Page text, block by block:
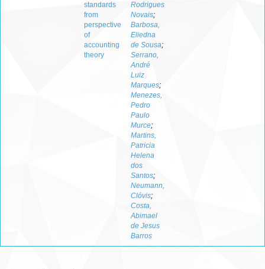
standards
from
perspective
of
accounting
theory
Rodrigues
Novais;
Barbosa,
Eliedna
de Sousa;
Serrano,
André
Luiz
Marques;
Menezes,
Pedro
Paulo
Murce;
Martins,
Patricia
Helena
dos
Santos;
Neumann,
Clóvis;
Costa,
Abimael
de Jesus
Barros